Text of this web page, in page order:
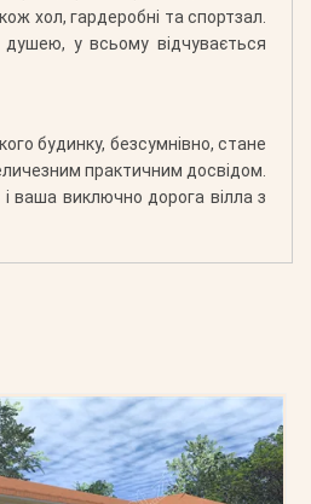
хол, гардеробні та спортзал.
у всьому відчувається
будинку, безсумнівно, стане
практичним досвідом.
ваша виключно дорога вілла з